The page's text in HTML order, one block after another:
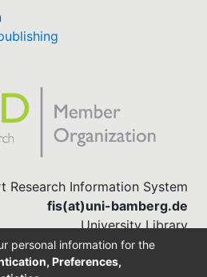
Research Information System
fis(at)uni-bamberg.de
University Library
(0951) 863-1568
personal information for the
Preferences,